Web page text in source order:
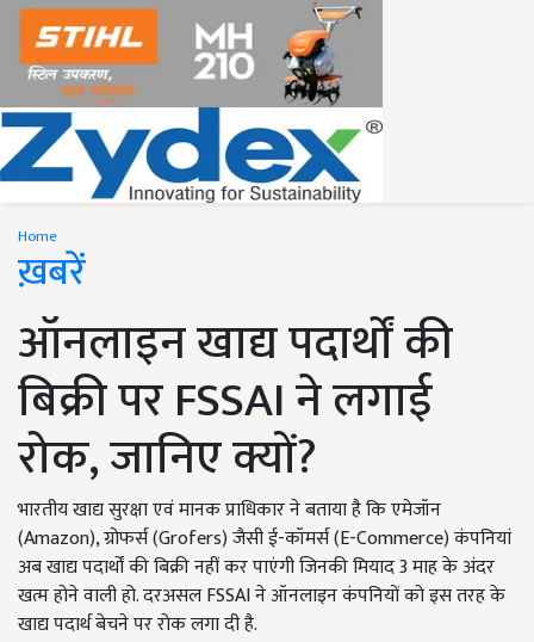
Home
ख़बरें
ऑनलाइन खाद्य पदार्थों की
बिक्री पर FSSAI ने लगाई
रोक, जानिए क्यों?
भारतीय खाद्य सुरक्षा एवं मानक प्राधिकार ने बताया है कि एमेजॉन
(Amazon), ग्रोफर्स (Grofers) जैसी ई-कॉमर्स (E-Commerce) कंपनियां
अब खाद्य पदार्थों की बिक्री नहीं कर पाएंगी जिनकी मियाद 3 माह के अंदर
खत्म होने वाली हो. दरअसल FSSAI ने ऑनलाइन कंपनियों को इस तरह के
खाद्य पदार्थ बेचने पर रोक लगा दी है.